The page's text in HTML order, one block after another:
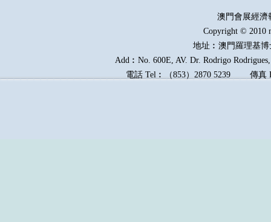
澳門會展經
Copyright © 2010
地址︰澳門羅理基
Add︰No. 600E, AV. Dr. Rodrigo
電話 Tel︰（853）2870 5239傳真